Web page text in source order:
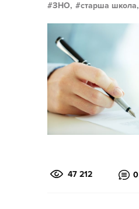
ЗНО,
старша школа,
47 212 0